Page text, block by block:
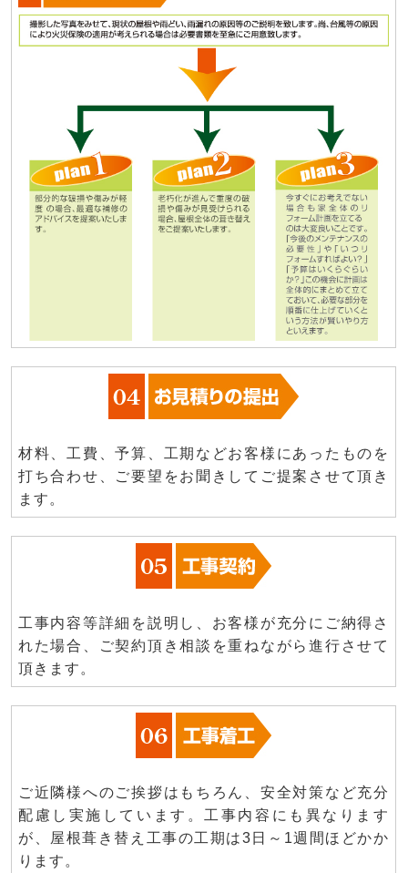
材料、工費、予算、工期などお客様にあったものを
打ち合わせ、ご要望をお聞きしてご提案させて頂き
ます。
工事内容等詳細を説明し、お客様が充分にご納得さ
れた場合、ご契約頂き相談を重ねながら進行させて
頂きます。
ご近隣様へのご挨拶はもちろん、安全対策など充分
配慮し実施しています。工事内容にも異なります
が、屋根葺き替え工事の工期は3日～1週間ほどかか
ります。